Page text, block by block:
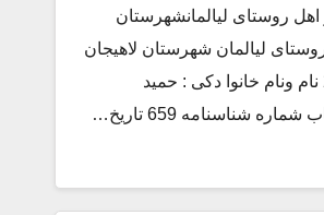
روستاى ليالمانشهرستان
ليالمان شهرستان لاهيجان
كد ملى : 2720761702 نام ونام خانوا دكى : حميد
شناسنامه 659 تاريخ…